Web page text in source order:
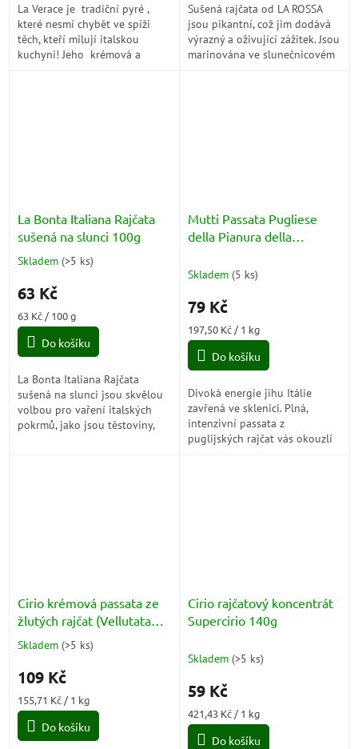
La Verace je tradiční pyré ,
které nesmí chybět ve spíži
těch, kteří milují italskou
kuchyni! Jeho krémová a
Sušená rajčata od LA ROSSA
jsou pikantní, což jim dodává
výrazný a oživující zážitek. Jsou
marinována ve slunečnicovém
La Bonta Italiana Rajčata
sušená na slunci 100g
Průměrné
produktu
3,0
5
Skladem (>5 ks)
63 Kč
Měrná
cena:
63 Kč / 100 g
Do košíku
La Bonta Italiana Rajčata
sušená na slunci jsou skvělou
volbou pro vaření italských
pokrmů, jako jsou těstoviny,
Mutti Passata Pugliese
della Pianura della
400g
Skladem (5 ks)
79 Kč
Měrná
cena:
197,50 Kč / 1 kg
Do košíku
Divoká energie jihu Itálie
zavřená ve sklenici. Plná,
intenzivní passata z
puglijských rajčat vás okouzlí
Cirio krémová passata ze
žlutých rajčat (Vellutata
Dolce Datterino) 350g
Průměrné
produktu
5,0
5
Skladem (>5 ks)
109 Kč
Měrná
cena:
155,71 Kč / 1 kg
Do košíku
Cirio rajčatový koncentrát
Supercirio 140g
Skladem (>5 ks)
59 Kč
Měrná
cena:
421,43 Kč / 1 kg
Do košíku